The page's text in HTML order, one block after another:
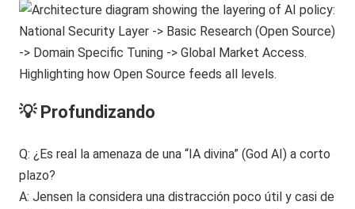
💡 Profundizando
Q: ¿Es real la amenaza de una “IA divina” (God AI) a corto
plazo?
A: Jensen la considera una distracción poco útil y casi de